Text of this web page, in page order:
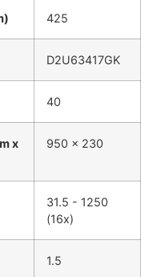
425
D2U63417GK
40
x
950 x 230
31.5 - 1250
(16x)
1.5